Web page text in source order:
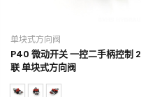
单块式方向阀
P40 微动开关 一控二手柄控制 2
联 单块式方向阀